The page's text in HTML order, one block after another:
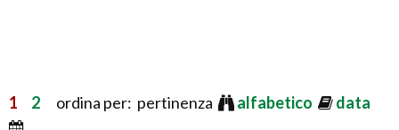
1 2 ordina per: pertinenza alfabetico data